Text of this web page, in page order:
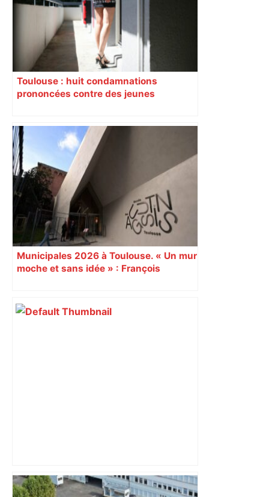
Toulouse : huit condamnations
prononcées contre des jeunes
Municipales 2026 à Toulouse. « Un mur
moche et sans idée » : François
Augustins
« Rien d'inquiétant » pour Guillaume